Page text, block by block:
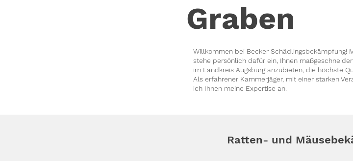
Graben
Willkommen bei Becker Schädlingsbekämpfung!
stehe persönlich dafür ein, Ihnen
im Landkreis Augsburg anzubieten, die höchste
Als erfahrener Kammerjäger, mit einer starken
ich Ihnen meine Expertise an.
Ratten- und